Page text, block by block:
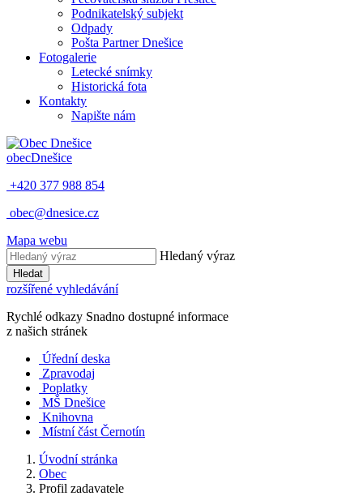
Podnikatelský subjekt
Odpady
Pošta Partner Dnešice
Fotogalerie
Letecké snímky
Historická fota
Kontakty
Napište nám
obecDnešice
+420 377 988 854
obec@dnesice.cz
Mapa webu
Hledaný výraz
Hledat
rozšířené vyhledávání
Rychlé odkazy Snadno dostupné informace
z našich stránek
Úřední deska
Zpravodaj
Poplatky
MŠ Dnešice
Knihovna
Místní část Černotín
Úvodní stránka
Obec
Profil zadavatele